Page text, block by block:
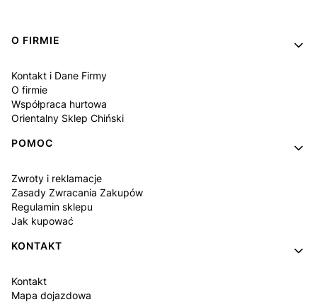
Linki w stopce
O FIRMIE
Kontakt i Dane Firmy
O firmie
Współpraca hurtowa
Orientalny Sklep Chiński
POMOC
Zwroty i reklamacje
Zasady Zwracania Zakupów
Regulamin sklepu
Jak kupować
KONTAKT
Kontakt
Mapa dojazdowa